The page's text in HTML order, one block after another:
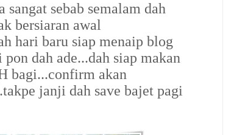
sebab semalam dah
bersiaran awal
hari baru siap menaip blog
dah ade...dah siap makan
bagi...confirm akan
janji dah save bajet pagi